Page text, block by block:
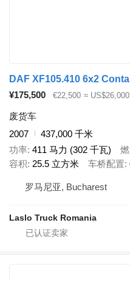
DAF XF105.410 6x2
¥175,500
€22,500 ≈ US$26,000
废货车
2007
437,000 千米
功率 411 马力 (302 千瓦)
容积 25.5 立方米 车桥配置
罗马尼亚, Bucharest
Laslo Truck Romania